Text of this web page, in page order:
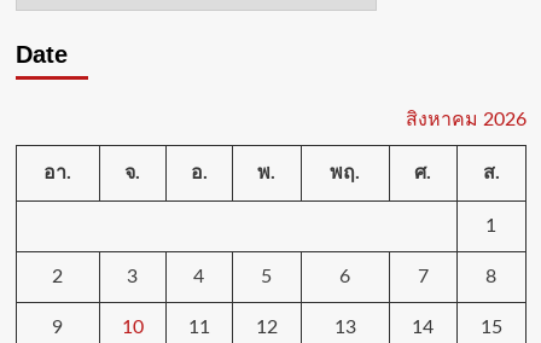
Date
สิงหาคม 2026
อา. จ. อ. พ. พฤ. ศ. ส.
1
2 3 4 5 6 7 8
9 10 11 12 13 14 15